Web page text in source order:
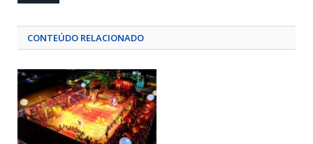
CONTEÚDO RELACIONADO